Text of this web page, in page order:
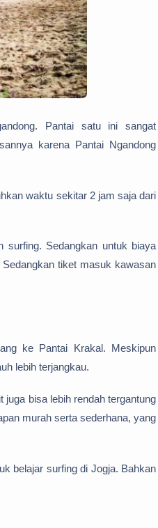
Pantai satu ini sangat
karena Pantai Ngandong
waktu sekitar 2 jam saja dari
surfing. Sedangkan untuk biaya
tiket masuk kawasan
ke Pantai Krakal. Meskipun
lebih terjangkau.
bisa lebih rendah tergantung
murah serta sederhana, yang
belajar surfing di Jogja. Bahkan